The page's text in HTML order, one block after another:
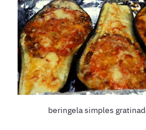
beringela simples